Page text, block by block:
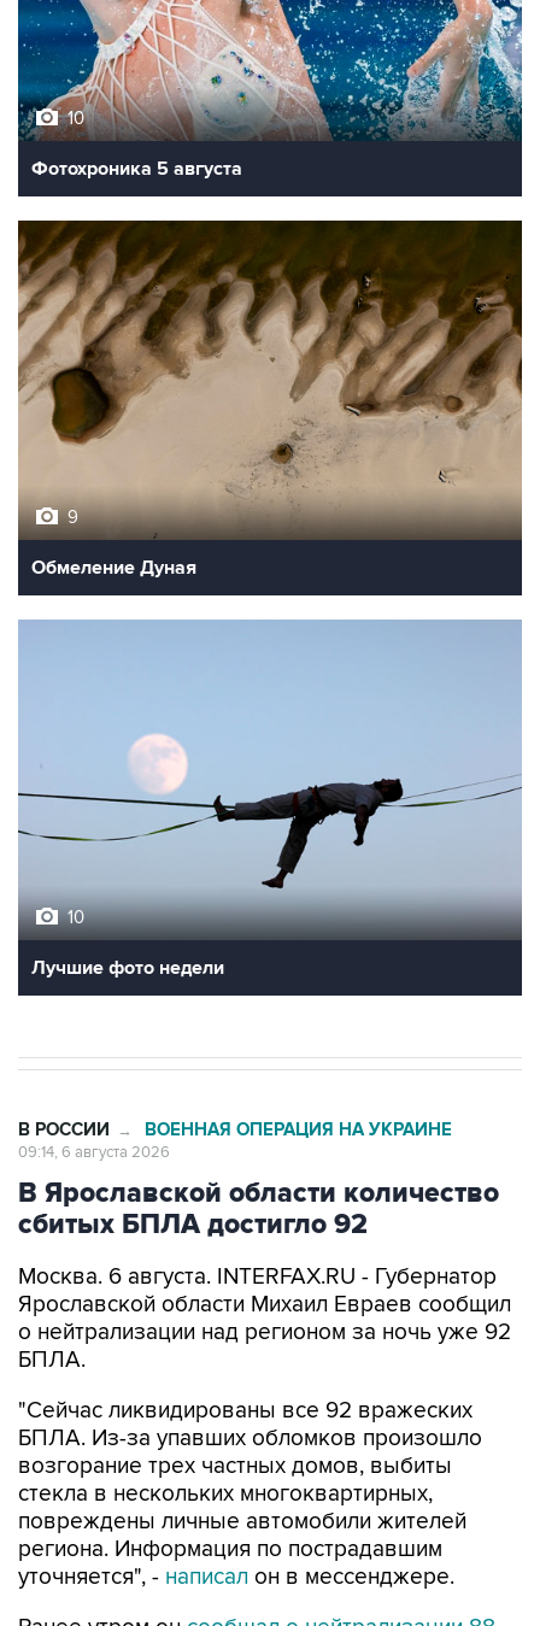
10
Фотохроника 5 августа
9
Обмеление Дуная
10
Лучшие фото недели
В РОССИИ → ВОЕННАЯ ОПЕРАЦИЯ НА УКРАИНЕ
09:14, 6 августа 2026
В Ярославской области количество
сбитых БПЛА достигло 92
Москва. 6 августа. INTERFAX.RU - Губернатор
Ярославской области Михаил Евраев сообщил
о нейтрализации над регионом за ночь уже 92
БПЛА.
"Сейчас ликвидированы все 92 вражеских
БПЛА. Из-за упавших обломков произошло
возгорание трех частных домов, выбиты
стекла в нескольких многоквартирных,
повреждены личные автомобили жителей
региона. Информация по пострадавшим
уточняется", - написал он в мессенджере.